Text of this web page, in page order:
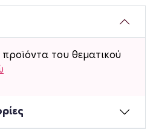
του θεματικού